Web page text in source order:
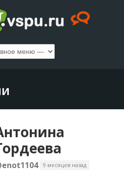
9 месяцев назад